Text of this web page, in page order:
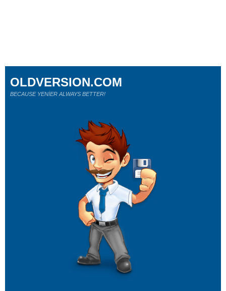
OLDVERSION.COM
BECAUSE YENİER ALWAYS BETTER!